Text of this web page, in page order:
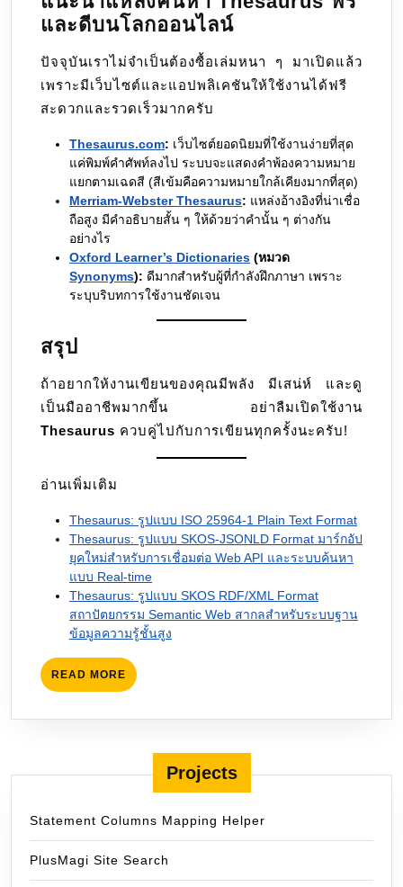
และดีบนโลกออนไลน์
ปัจจุบันเราไม่จำเป็นต้องซื้อเล่มหนา ๆ มาเปิดแล้ว
เพราะมีเว็บไซต์และแอปพลิเคชันให้ใช้งานได้ฟรี
สะดวกและรวดเร็วมากครับ
Thesaurus.com: เว็บไซต์ยอดนิยมที่ใช้งานง่ายที่สุด
แค่พิมพ์คำศัพท์ลงไป ระบบจะแสดงคำพ้องความหมาย
แยกตามเฉดสี (สีเข้มคือความหมายใกล้เคียงมากที่สุด)
Merriam-Webster Thesaurus: แหล่งอ้างอิงที่น่าเชื่อ
ถือสูง มีคำอธิบายสั้น ๆ ให้ด้วยว่าคำนั้น ๆ ต่างกัน
อย่างไร
Oxford Learner’s Dictionaries (หมวด
Synonyms): ดีมากสำหรับผู้ที่กำลังฝึกภาษา เพราะ
ระบุบริบทการใช้งานชัดเจน
สรุป
ถ้าอยากให้งานเขียนของคุณมีพลัง มีเสน่ห์ และดู
เป็นมืออาชีพมากขึ้น อย่าลืมเปิดใช้งาน
Thesaurus ควบคู่ไปกับการเขียนทุกครั้งนะครับ!
อ่านเพิ่มเติม
Thesaurus: รูปแบบ ISO 25964-1 Plain Text Format
Thesaurus: รูปแบบ SKOS-JSONLD Format มาร์กอัป
ยุคใหม่สำหรับการเชื่อมต่อ Web API และระบบค้นหา
แบบ Real-time
Thesaurus: รูปแบบ SKOS RDF/XML Format
สถาปัตยกรรม Semantic Web สากลสำหรับระบบฐาน
ข้อมูลความรู้ชั้นสูง
READ MORE READ
MORE
Projects
Statement Columns Mapping Helper
PlusMagi Site Search